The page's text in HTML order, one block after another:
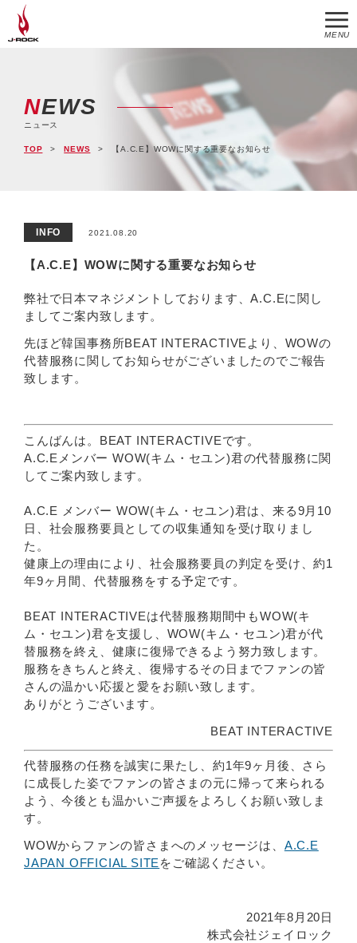
MENU
NEWS
ニュース
TOP NEWS 【A.C.E】WOWに関する重要なお知らせ
INFO 2021.08.20
【A.C.E】WOWに関する重要なお知らせ
弊社で日本マネジメントしております、A.C.Eに関し
ましてご案内致します。
先ほど韓国事務所BEAT INTERACTIVEより、WOWの
代替服務に関してお知らせがございましたのでご報告
致します。
こんばんは。BEAT INTERACTIVEです。
A.C.Eメンバー WOW(キム・セユン)君の代替服務に関
してご案内致します。
A.C.E メンバー WOW(キム・セユン)君は、来る9月10
日、社会服務要員としての収集通知を受け取りまし
た。
健康上の理由により、社会服務要員の判定を受け、約1
年9ヶ月間、代替服務をする予定です。
BEAT INTERACTIVEは代替服務期間中もWOW(キ
ム・セユン)君を支援し、WOW(キム・セユン)君が代
替服務を終え、健康に復帰できるよう努力致します。
服務をきちんと終え、復帰するその日までファンの皆
さんの温かい応援と愛をお願い致します。
ありがとうございます。
BEAT INTERACTIVE
代替服務の任務を誠実に果たし、約1年9ヶ月後、さら
に成長した姿でファンの皆さまの元に帰って来られる
よう、今後とも温かいご声援をよろしくお願い致しま
す。
WOWからファンの皆さまへのメッセージは、 A.C.E
JAPAN OFFICIAL SITE をご確認ください。
2021年8月20日
株式会社ジェイロック